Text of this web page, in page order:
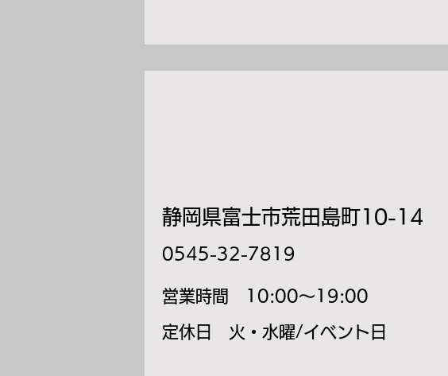
静岡県富士市荒田島町10-14
​0545-32-7819
​営業時間 10:00～19:00
​定休日 火・水曜/イベント日